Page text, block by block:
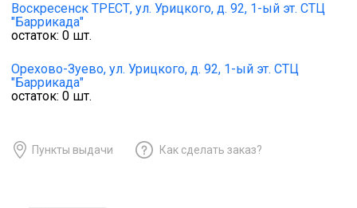
Воскресенск ТРЕСТ, ул. Урицкого, д. 92, 1-ый эт. СТЦ
"Баррикада"
остаток: 0 шт.
Орехово-Зуево, ул. Урицкого, д. 92, 1-ый эт. СТЦ
"Баррикада"
остаток: 0 шт.
Пункты выдачи Как сделать заказ?